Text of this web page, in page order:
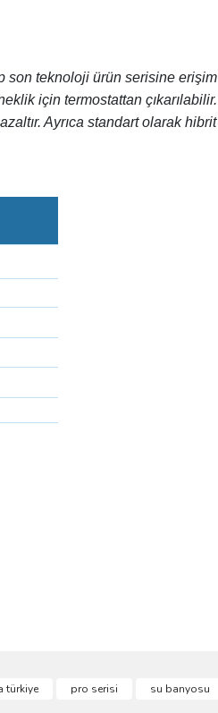
teknoloji ürün serisine
için termostattan
Ayrıca standart olarak
türkiye pro serisi su banyosu